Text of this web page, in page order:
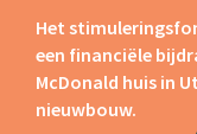
Het
een financiële
McDonald huis in
nieuwbouw.